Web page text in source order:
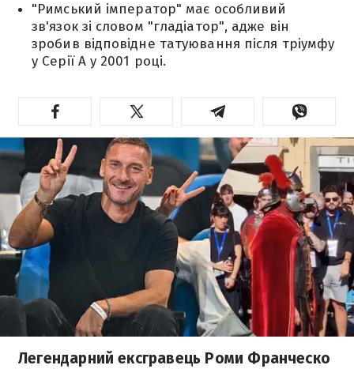
"Римський імператор" має особливий
зв'язок зі словом "гладіатор", адже він
зробив відповідне татуювання після тріумфу
у Серії А у 2001 році.
Легендарний ексгравець Роми Франческо